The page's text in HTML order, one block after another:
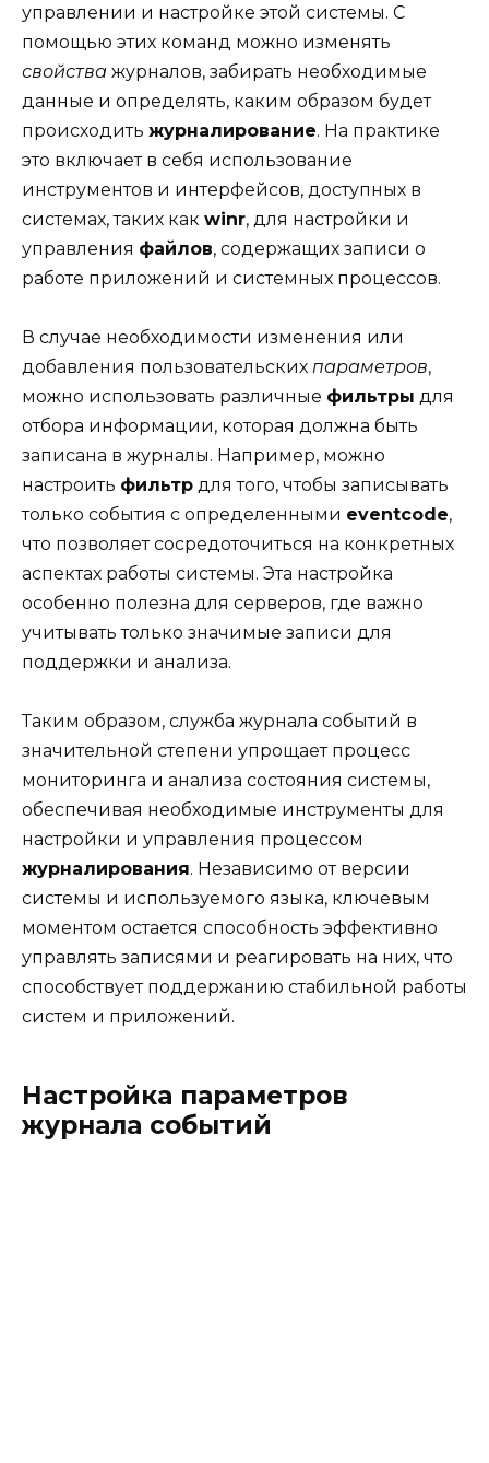
управлении и настройке этой системы. С
помощью этих команд можно изменять
свойства журналов, забирать необходимые
данные и определять, каким образом будет
происходить журналирование. На практике
это включает в себя использование
инструментов и интерфейсов, доступных в
системах, таких как winr, для настройки и
управления файлов, содержащих записи о
работе приложений и системных процессов.
В случае необходимости изменения или
добавления пользовательских параметров,
можно использовать различные фильтры для
отбора информации, которая должна быть
записана в журналы. Например, можно
настроить фильтр для того, чтобы записывать
только события с определенными eventcode,
что позволяет сосредоточиться на конкретных
аспектах работы системы. Эта настройка
особенно полезна для серверов, где важно
учитывать только значимые записи для
поддержки и анализа.
Таким образом, служба журнала событий в
значительной степени упрощает процесс
мониторинга и анализа состояния системы,
обеспечивая необходимые инструменты для
настройки и управления процессом
журналирования. Независимо от версии
системы и используемого языка, ключевым
моментом остается способность эффективно
управлять записями и реагировать на них, что
способствует поддержанию стабильной работы
систем и приложений.
Настройка параметров
журнала событий